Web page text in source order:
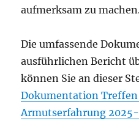
aufmerksam zu
Die umfassende
ausführlichen Bericht
können Sie an dieser
Dokumentation
Armutserfahrung